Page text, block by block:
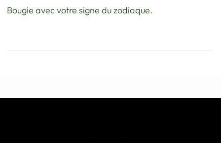
Bougie avec votre signe du zodiaque.